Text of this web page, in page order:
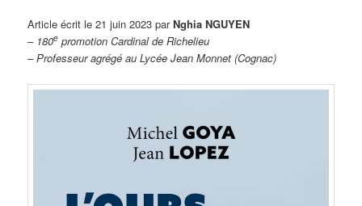
Article écrit le 21 juin 2023 parNghia NGUYEN
– 180e promotion Cardinal de Richelieu
– Professeur agrégé au Lycée Jean Monnet (Cognac)